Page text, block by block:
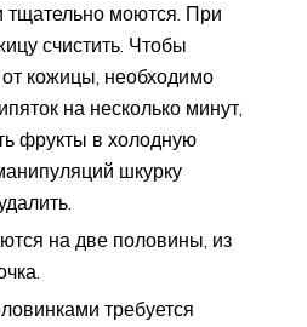
тщательно моются. При
счистить. Чтобы
кожицы, необходимо
на несколько минут,
фрукты в холодную
шкурку
на две половины, из
требуется